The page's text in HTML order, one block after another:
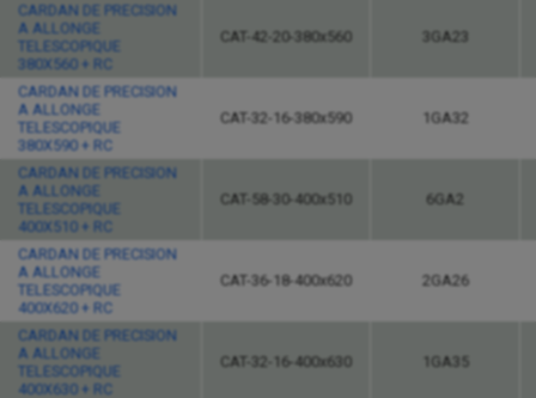
CARDAN DE PRECISION
A ALLONGE
TELESCOPIQUE
380X560 + RC
CAT-42-20-380x560 3GA23
CARDAN DE PRECISION
A ALLONGE
TELESCOPIQUE
380X590 + RC
CAT-32-16-380x590 1GA32
CARDAN DE PRECISION
A ALLONGE
TELESCOPIQUE
400X510 + RC
CAT-58-30-400x510 6GA2
CARDAN DE PRECISION
A ALLONGE
TELESCOPIQUE
400X620 + RC
CAT-36-18-400x620 2GA26
CARDAN DE PRECISION
A ALLONGE
TELESCOPIQUE
400X630 + RC
CAT-32-16-400x630 1GA35